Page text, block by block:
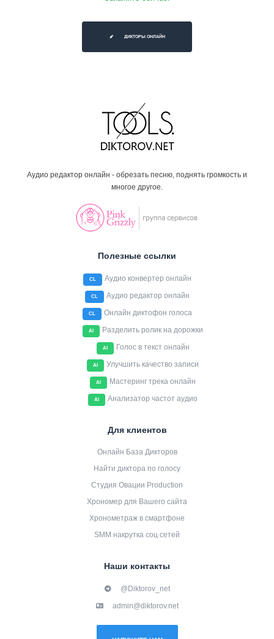
ДИКТОРЫ ОНЛАЙН
Аудио редактор онлайн - обрезать песню, поднять громкость и
многое другое.
Полезные ссылки
CL Аудио конвертер онлайн
CL Аудио редактор онлайн
CL Онлайн диктофон голоса
AI Разделить ролик на дорожки
AI Голос в текст онлайн
AI Улучшить качество записи
AI Мастеринг трека онлайн
AI Анализатор частот аудио
Для клиентов
Онлайн База Дикторов
Найти диктора по голосу
Студия Овации Production
Хрономер для Вашего сайта
Хронометраж в смартфоне
SMM накрутка соц сетей
Наши контакты
@Diktorov_net
admin@diktorov.net